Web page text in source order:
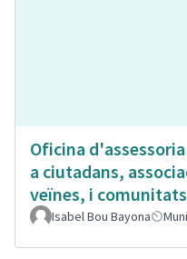
Oficina
a ciutadans,
veïnes, i
Isabel Bou Bayona